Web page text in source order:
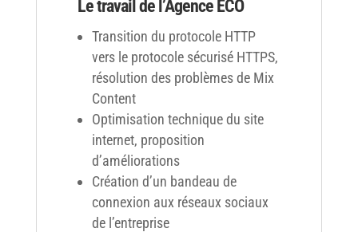
Le travail de l’Agence ECO
Transition du protocole HTTP
vers le protocole sécurisé HTTPS,
résolution des problèmes de Mix
Content
Optimisation technique du site
internet, proposition
d’améliorations
Création d’un bandeau de
connexion aux réseaux sociaux
de l’entreprise